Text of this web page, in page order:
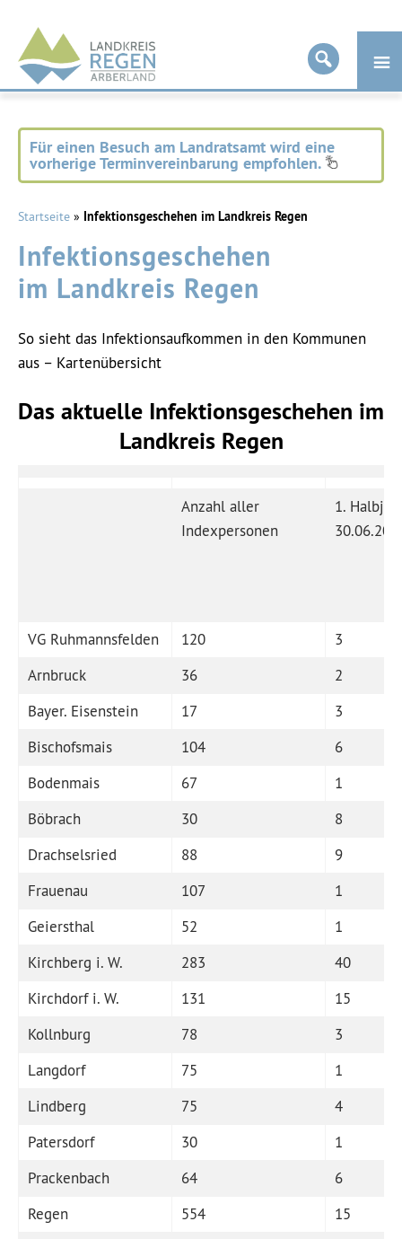
Landkreis
Regen
Für einen Besuch am Landratsamt wird eine
vorherige Terminvereinbarung empfohlen.
Startseite » Infektionsgeschehen im Landkreis Regen
Infektionsgeschehen
im Landkreis Regen
So sieht das Infektionsaufkommen in den Kommunen
aus – Kartenübersicht
Das aktuelle Infektionsgeschehen im
Landkreis Regen
Anzahl aller
Indexpersonen
1.
VG Ruhmannsfelden 120
3
Arnbruck
36
2
Bayer. Eisenstein
17
3
Bischofsmais
104
6
Bodenmais
67
1
Böbrach
30
8
Drachselsried
88
9
Frauenau
107
1
Geiersthal
52
1
Kirchberg i. W.
283
40
Kirchdorf i. W.
131
15
Kollnburg
78
3
Langdorf
75
1
Lindberg
75
4
Patersdorf
30
1
Prackenbach
64
6
Regen
554
15